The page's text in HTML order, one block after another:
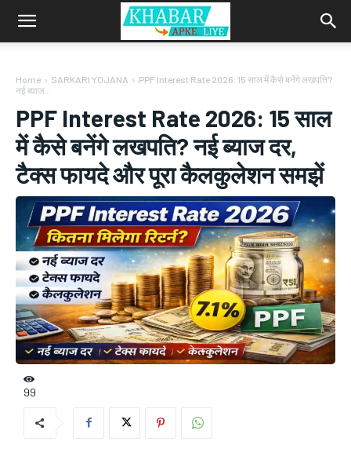
Home SARKARI YOJANA
PPF Interest Rate 2026: 15 साल में कैसे बनेंगे लखपति?
नई ब्याज...
PPF Interest Rate 2026: 15 साल
में कैसे बनेंगे लखपति? नई ब्याज दर,
टैक्स फायदे और पूरा कैलकुलेशन समझें
99